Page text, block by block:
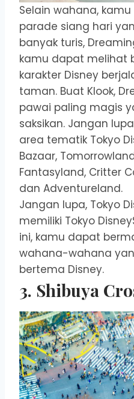
Selain wahana,
parade siang hari
banyak turis,
kamu dapat
karakter Disney
taman. Buat Klook,
pawai paling magis
saksikan. Jangan
area tematik Tokyo
Bazaar,
Fantasyland, Critter
dan Adventureland.
Jangan lupa, Tokyo
memiliki Tokyo
ini, kamu dapat
wahana-wahana
bertema Disney.
3. Shibuya